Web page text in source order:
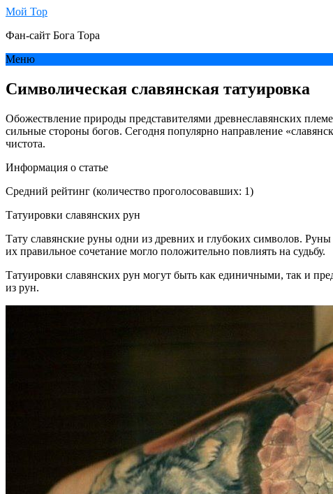
Мой Тор
Фан-сайт Бога Тора
Меню
Символическая славянская татуировка
Обожествление природы представителями древнеславянских
сильные стороны богов. Сегодня популярно направление
чистота.
Информация о статье
Средний рейтинг (количество проголосовавших: 1)
Татуировки славянских рун
Тату славянские руны одни из древних и глубоких символов.
их правильное сочетание могло положительно повлиять на судьбу.
Татуировки славянских рун могут быть как единичными, так и
из рун.